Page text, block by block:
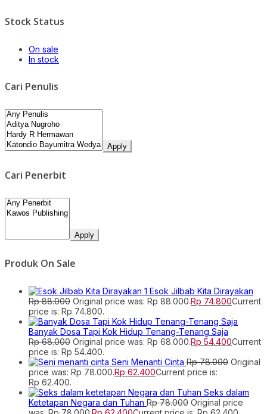
Stock Status
On sale
In stock
Cari Penulis
Apply
Cari Penerbit
Apply
Produk On Sale
Esok Jilbab Kita Dirayakan
Rp88.000 Original price was: Rp 88.000.Rp 74.800Current
price is: Rp 74.800.
Banyak Dosa Tapi Kok Hidup Tenang-Tenang Saja
Rp68.000 Original price was: Rp 68.000.Rp 54.400Current
price is: Rp 54.400.
Seni Menanti Cinta Rp78.000 Original
price was: Rp 78.000.Rp 62.400Current price is:
Rp 62.400.
Seks dalam
Ketetapan Negara dan Tuhan Rp78.000 Original price